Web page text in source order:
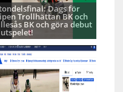
Dags för
Trollhättan BK och
BK och göra debut